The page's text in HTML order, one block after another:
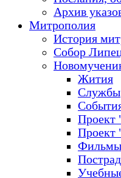
Архив
Митрополия
История
Собор
Жития
Службы
Проект
Проект
Фильмы